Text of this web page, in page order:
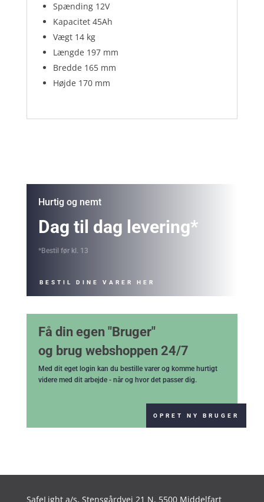
Spænding 12V
Kapacitet 45Ah
Vægt 14 kg
Længde 197 mm
Bredde 165 mm
Højde 170 mm
Hurtig og nemt
Dag til dag levering*
*Bestil før kl. 13
BESTIL DINE VARER HER
Få din egen "Bruger"
og brug webshoppen 24/7
Med dit eget login kan du bestille varer og komme hurtigt
videre med dit arbejde - når og hvor det passer dig.
OPRET NY BRUGER
SafeLight a/s, Stensgårdvej 21 N, 5500 Middelfart